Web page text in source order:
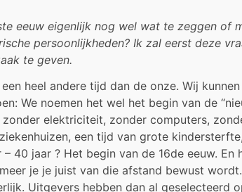
eeuw eigenlijk nog wel wat te zeggen of
persoonlijkheden? Ik zal eerst deze
te geven.
heel andere tijd dan de onze. Wij
We noemen het wel het begin van de
elektriciteit, zonder computers,
een tijd van grote
40 jaar ? Het begin van de 16de eeuw. En
je je juist van die afstand bewust wordt.
Uitgevers hebben dan al geselecteerd op